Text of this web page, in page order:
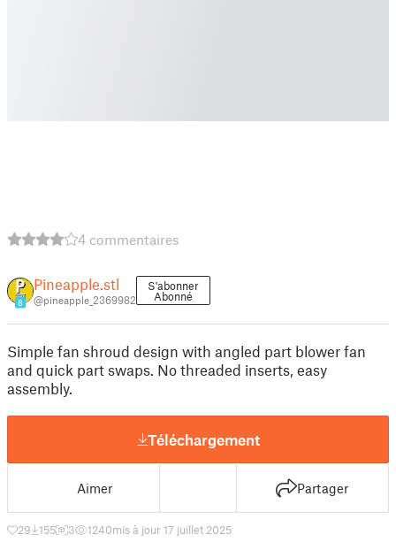
4 commentaires
8
Pineapple.stl
@pineapple_2369982
S'abonner
Abonné
Simple fan shroud design with angled part blower fan
and quick part swaps. No threaded inserts, easy
assembly.
Téléchargement
Aimer Partager
29 155 3 1240mis à jour 17 juillet 2025